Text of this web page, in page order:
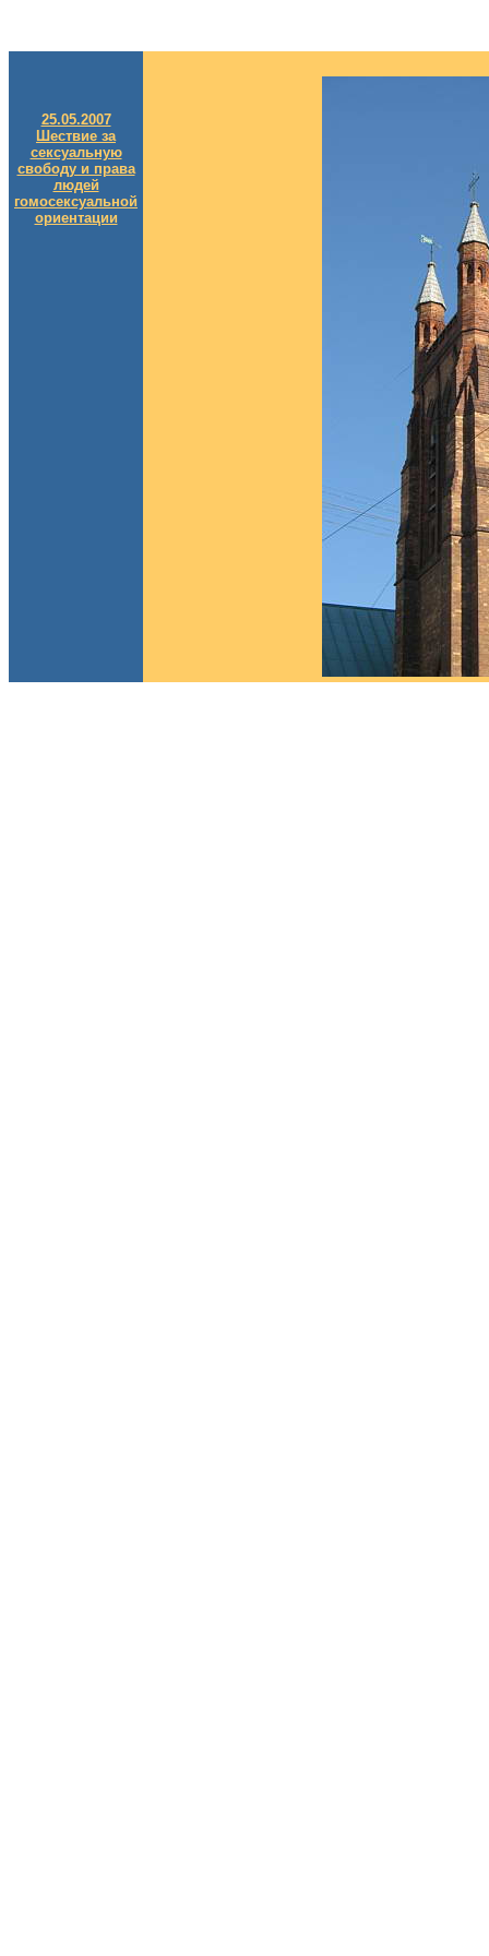
25.05.2007
Шествие за
сексуальную
свободу и права
людей
гомосексуальной
ориентации